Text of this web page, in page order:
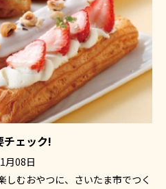
チェック!
月08日
しむおやつに、さいたま市でつく